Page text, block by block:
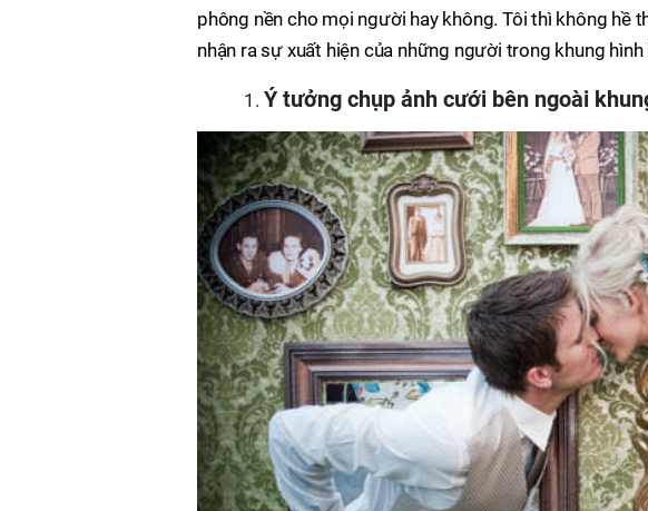
phông nền cho mọi người hay không. Tôi thì không
nhận ra sự xuất hiện của những người trong khung hình
Ý tưởng chụp ảnh cưới bên ngoài